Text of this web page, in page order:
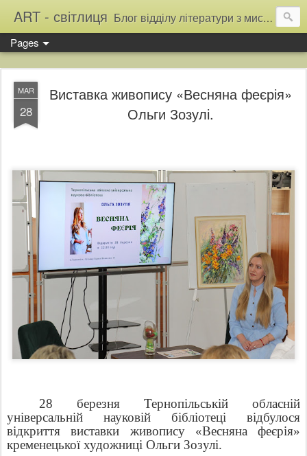
ART - світлиця Блог відділу літератури з мистецтва Тернопільської обласної універсальної наукової бібліотеки
Pages
MAR
28
Виставка живопису «Весняна феєрія»
Ольги Зозулі.
28 березня Тернопільській обласній
універсальній науковій бібліотеці відбулося
відкриття виставки живопису «Весняна феєрія»
кременецької художниці Ольги Зозулі.